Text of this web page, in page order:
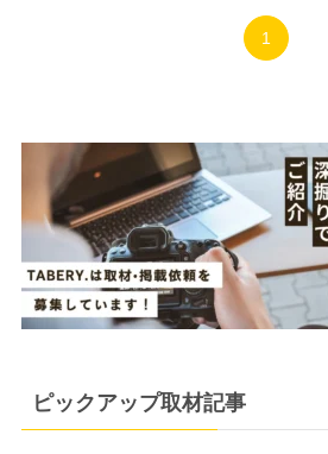
1
ピックアップ取材記事